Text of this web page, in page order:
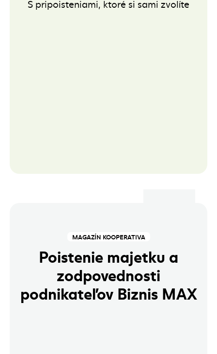
S pripoisteniami, ktoré si sami zvolíte
MAGAZÍN KOOPERATIVA
Poistenie majetku a
zodpovednosti
podnikateľov Biznis MAX